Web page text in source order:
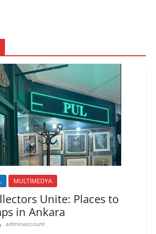
MULTİMEDYA
Unite: Places to
in Ankara
adminaccount